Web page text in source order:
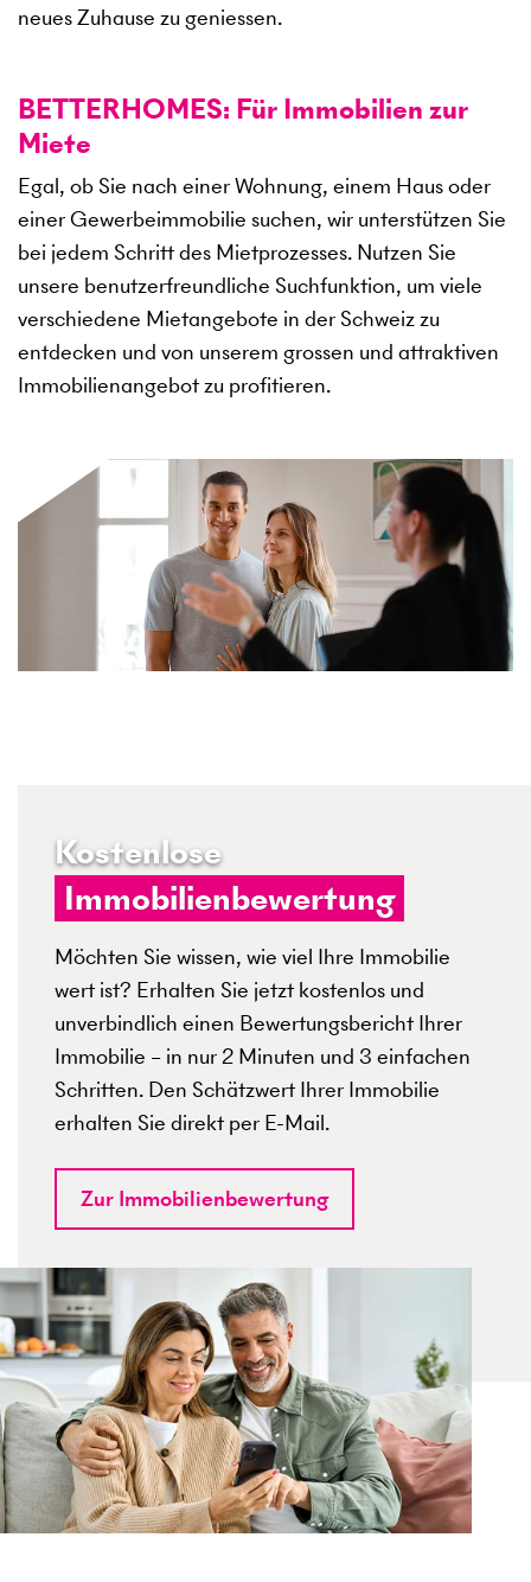
neues Zuhause zu geniessen.
BETTERHOMES: Für Immobilien zur
Miete
Egal, ob Sie nach einer Wohnung, einem Haus oder
einer Gewerbeimmobilie suchen, wir unterstützen Sie
bei jedem Schritt des Mietprozesses. Nutzen Sie
unsere benutzerfreundliche Suchfunktion, um viele
verschiedene Mietangebote in der Schweiz zu
entdecken und von unserem grossen und attraktiven
Immobilienangebot zu profitieren.
Kostenlose
Immobilienbewertung
Möchten Sie wissen, wie viel Ihre Immobilie
wert ist? Erhalten Sie jetzt kostenlos und
unverbindlich einen Bewertungsbericht Ihrer
Immobilie – in nur 2 Minuten und 3 einfachen
Schritten. Den Schätzwert Ihrer Immobilie
erhalten Sie direkt per E-Mail.
Zur Immobilienbewertung